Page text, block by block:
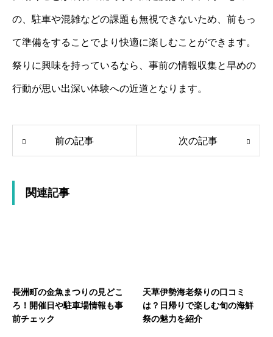
の、駐車や混雑などの課題も無視できないため、前もっ
て準備をすることでより快適に楽しむことができます。
祭りに興味を持っているなら、事前の情報収集と早めの
行動が思い出深い体験への近道となります。
前の記事 次の記事
関連記事
長洲町の金魚まつりの見どこ
ろ！開催日や駐車場情報も事
前チェック
天草伊勢海老祭りの口コミ
は？日帰りで楽しむ旬の海鮮
祭の魅力を紹介